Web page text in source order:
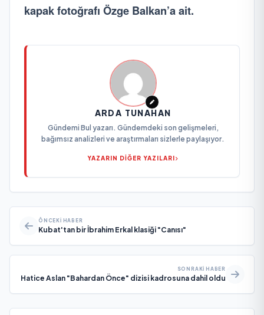
kapak fotoğrafı Özge Balkan’a ait.
ARDA TUNAHAN
Gündemi Bul yazarı. Gündemdeki son gelişmeleri,
bağımsız analizleri ve araştırmaları sizlerle paylaşıyor.
YAZARIN DİĞER YAZILARI
ÖNCEKI HABER
Kubat'tan bir İbrahim Erkal klasiği "Canısı"
SONRAKI HABER
Hatice Aslan "Bahardan Önce" dizisi kadrosuna dahil oldu